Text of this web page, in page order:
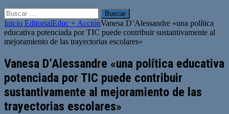
Buscar:
Inicio EditorialEduc + AcciónVanesa D’Alessandre «una política
educativa potenciada por TIC puede contribuir sustantivamente al
mejoramiento de las trayectorias escolares»
Vanesa D’Alessandre «una política educativa
potenciada por TIC puede contribuir
sustantivamente al mejoramiento de las
trayectorias escolares»